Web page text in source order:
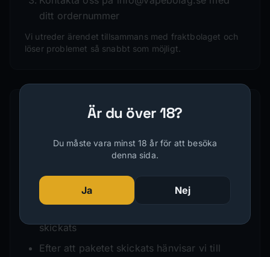
Är du över 18?
Du måste vara minst 18 år för att besöka
denna sida.
Ja Nej
ditt ordernummer
Vi utreder ärendet tillsammans med fraktbolaget och
löser problemet så snabbt som möjligt.
Ändra leveransadress
Vill du ändra leveransadress efter att du lagt
Kontakta oss omedelbart på
info@vapebolag.se
skickats
Efter att paketet skickats hänvisar vi till